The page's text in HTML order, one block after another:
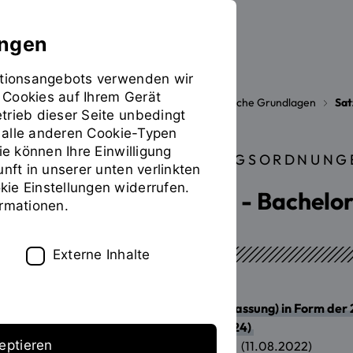
Sie
befinden
sich
auf
der
Seite
"Bauingenieurwesen
Bachelor,
Master"
Die OTH Organisation Rechtliche Grundlagen
STUDIEN- UND
Bauingenieurwesen -
Konsolidierte (nicht amtliche Fassung) in Form
Änderungssatzung (08.02.2024)
(11.08.2022)
verwenden wir
auf Ihrem Gerät
dieser Seite unbedingt
anderen Cookie-Typen
können Ihre Einwilligung
in unserer unten verlinkten
Einstellungen widerrufen.
Externe Inhalte